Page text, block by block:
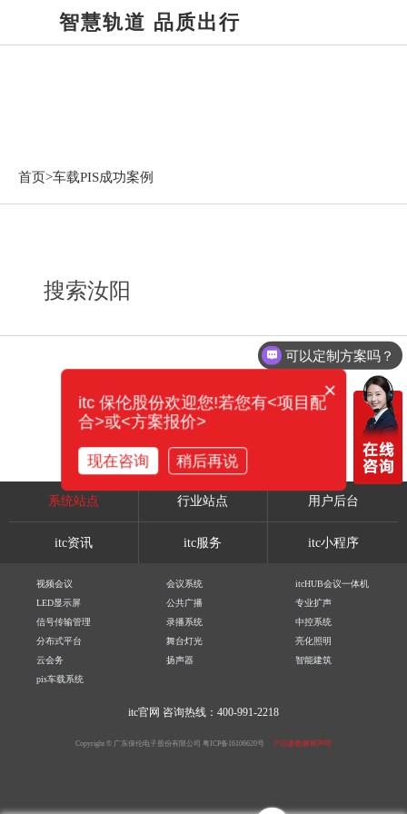
智慧轨道 品质出行
首页>车载PIS成功案例
搜索汝阳
系统站点 行业站点 用户后台
itc资讯 itc服务 itc小程序
视频会议 会议系统
itcHUB会议一体机
LED显示屏
公共广播
专业扩声
信号传输管理
录播系统
中控系统
分布式平台
舞台灯光
亮化照明
云会务
扬声器
智能建筑
pis车载系统
itc官网 咨询热线：400-991-2218
Copyright © 广东保伦电子股份有限公司 粤ICP备16106620号 产品参数解释声明
可以定制方案吗？
×
itc 保伦股份欢迎您!若您有<项目配
合>或<方案报价>
现在咨询 稍后再说